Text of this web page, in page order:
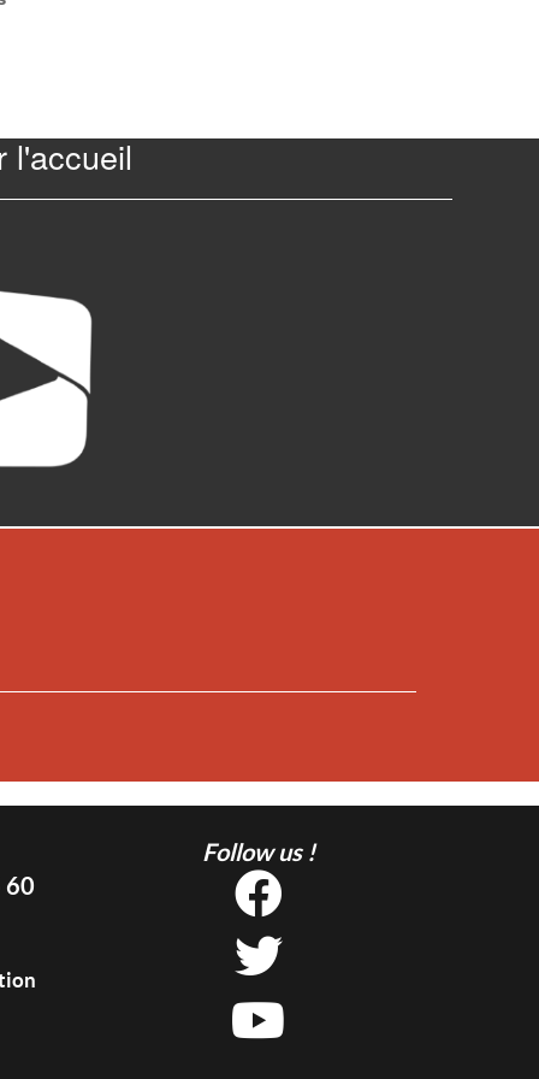
l'accueil
60
Follow us !